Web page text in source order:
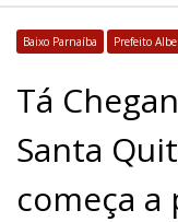
Baixo Parnaíba Prefeito
Tá
Santa
começa